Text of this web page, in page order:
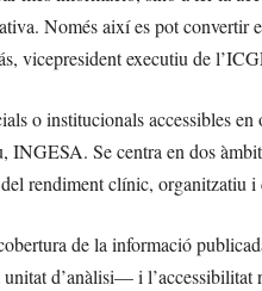
Només així es pot convertir
vicepresident executiu de
o institucionals accessibles
Se centra en dos
rendiment clínic, organitzatiu
de la informació
d’anàlisi— i l’accessibilitat